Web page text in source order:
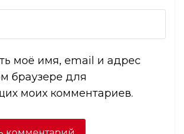
моё имя, email и адрес
браузере для
моих комментариев.